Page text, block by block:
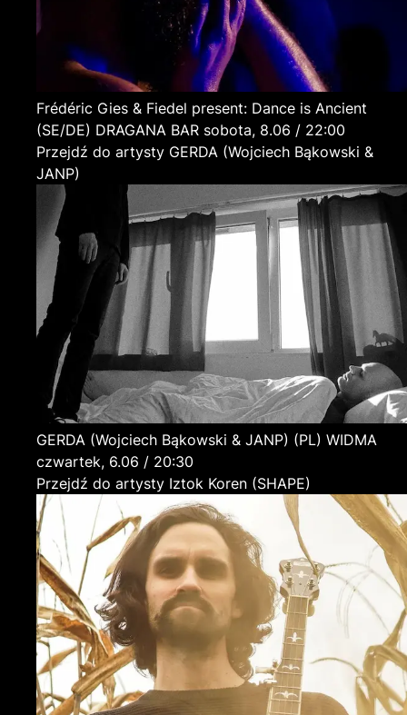
Frédéric Gies & Fiedel present: Dance is Ancient
(SE/DE) DRAGANA BAR
sobota, 8.06 / 22:00
Przejdź do artysty GERDA (Wojciech Bąkowski &
JANP)
GERDA (Wojciech Bąkowski & JANP) (PL) WIDMA
czwartek, 6.06 / 20:30
Przejdź do artysty Iztok Koren (SHAPE)